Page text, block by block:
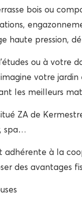
bois ou
haute pression,
ou à votre
votre
les meilleurs
ZA de
spa…
adhérente à la
des avantages